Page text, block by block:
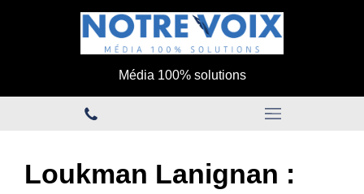
Média 100% solutions
Loukman Lanignan :